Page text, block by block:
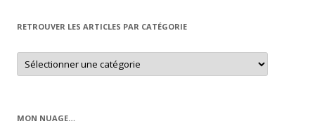
RETROUVER LES ARTICLES PAR CATÉGORIE
Retrouver
les
articles
MON NUAGE…